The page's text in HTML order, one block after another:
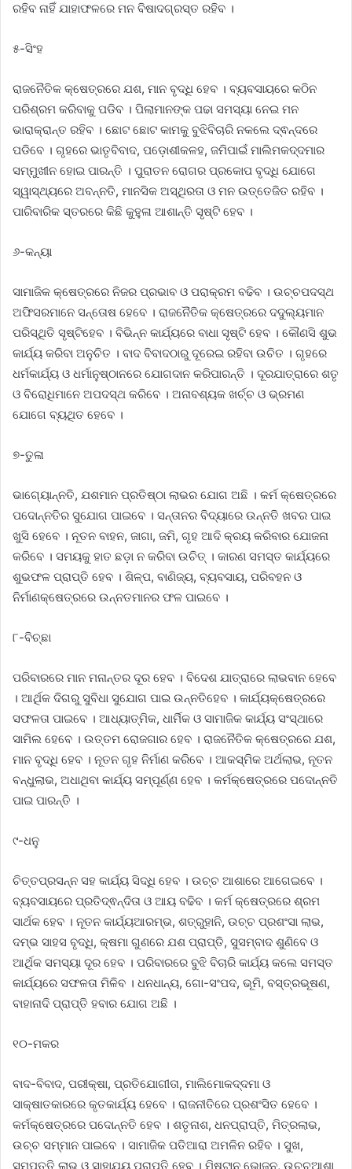
ରହିବ ନାହିଁ ଯାହାଫଳରେ ମନ ବିଷାଦଗ୍ରସ୍ତ ରହିବ ।
୫-ସିଂହ
ରାଜନୈତିକ କ୍ଷେତ୍ରରେ ଯଶ, ମାନ ବୃଦ୍ଧି ହେବ । ବ୍ୟବସାୟରେ କଠିନ
ପରିଶ୍ରମ କରିବାକୁ ପଡିବ । ପିଲାମାନଙ୍କ ପଢା ସମସ୍ୟା ନେଇ ମନ
ଭାରାକ୍ରାନ୍ତ ରହିବ । ଛୋଟ ଛୋଟ କାମକୁ ବୁଝିବିଚାରି ନକଲେ ଦ୍ଵନ୍ଦରେ
ପଡିବେ । ଗୃହରେ ଭାତୃବିବାଦ, ପଡ଼ୋଶୀକଳହ, ଜମିପାଇଁ ମାଲିମକଦ୍ଦମାର
ସମ୍ମୁଖୀନ ହୋଇ ପାରନ୍ତି । ପୁରାତନ ରୋଗର ପ୍ରକୋପ ବୃଦ୍ଧି ଯୋଗେ
ସ୍ୱାସ୍ଥ୍ୟରେ ଅବନ୍ନତି, ମାନସିକ ଅସ୍ଥିରତା ଓ ମନ ଉତ୍ତେଜିତ ରହିବ ।
ପାରିବାରିକ ସ୍ତରରେ କିଛି କୁହୁଳା ଆଶାନ୍ତି ସୃଷ୍ଟି ହେବ ।
୬-କନ୍ୟା
ସାମାଜିକ କ୍ଷେତ୍ରରେ ନିଜର ପ୍ରଭାବ ଓ ପରାକ୍ରମ ବଢିବ । ଉଚ୍ଚପଦସ୍ଥ
ଅଫିସରମାନେ ସନ୍ତୋଷ ହେବେ । ରାଜନୈତିକ କ୍ଷେତ୍ରରେ ଦଦୁଲ୍ୟମାନ
ପରିସ୍ଥିତି ସୃଷ୍ଟିହେବ । ବିଭିନ୍ନ କାର୍ଯ୍ୟରେ ବାଧା ସୃଷ୍ଟି ହେବ । କୌଣସି ଶୁଭ
କାର୍ଯ୍ୟ କରିବା ଅନୁଚିତ । ବାଦ ବିବାଦଠାରୁ ଦୂରେଇ ରହିବା ଉଚିତ । ଗୃହରେ
ଧର୍ମକାର୍ଯ୍ୟ ଓ ଧର୍ମାନୁଷ୍ଠାନରେ ଯୋଗଦାନ କରିପାରନ୍ତି । ଦୂରଯାତ୍ରାରେ ଶତୃ
ଓ ବିରୋଧିମାନେ ଅପଦସ୍ଥ କରିବେ । ଅନାବଶ୍ୟକ ଖର୍ଚ୍ଚ ଓ ଭ୍ରମଣ
ଯୋଗେ ବ୍ୟଥିତ ହେବେ ।
୭-ତୁଳା
ଭାଗ୍ୟୋନ୍ନତି, ଯଶମାନ ପ୍ରତିଷ୍ଠା ଲାଭର ଯୋଗ ଅଛି । କର୍ମ କ୍ଷେତ୍ରରେ
ପଦୋନ୍ନତିର ସୁଯୋଗ ପାଇବେ । ସନ୍ତାନର ବିଦ୍ୟାରେ ଉନ୍ନତି ଖବର ପାଇ
ଖୁସି ହେବେ । ନୂତନ ବାହନ, ଜାଗା, ଜମି, ଗୃହ ଆଦି କ୍ରୟ କରିବାର ଯୋଜନା
କରିବେ । ସମୟକୁ ହାତ ଛଡ଼ା ନ କରିବା ଉଚିତ୍ । କାରଣ ସମସ୍ତ କାର୍ଯ୍ୟରେ
ଶୁଭଫଳ ପ୍ରାପ୍ତି ହେବ । ଶିଳ୍ପ, ବାଣିଜ୍ୟ, ବ୍ୟବସାୟ, ପରିବହନ ଓ
ନିର୍ମାଣକ୍ଷେତ୍ରରେ ଉନ୍ନତମାନର ଫଳ ପାଇବେ ।
୮-ବିଚ୍ଛା
ପରିବାରରେ ମାନ ମନାନ୍ତର ଦୂର ହେବ । ବିଦେଶ ଯାତ୍ରାରେ ଲାଭବାନ ହେବେ
। ଆର୍ଥିକ ଦିଗରୁ ସୁବିଧା ସୁଯୋଗ ପାଇ ଉନ୍ନତିହେବ । କାର୍ଯ୍ୟକ୍ଷେତ୍ରରେ
ସଫଳତା ପାଇବେ । ଆଧ୍ୟାତ୍ମିକ, ଧାର୍ମିକ ଓ ସାମାଜିକ କାର୍ଯ୍ୟ ସଂସ୍ଥାରେ
ସାମିଲ ହେବେ । ଉତ୍ତମ ରୋଜଗାର ହେବ । ରାଜନୈତିକ କ୍ଷେତ୍ରରେ ଯଶ,
ମାନ ବୃଦ୍ଧି ହେବ । ନୂତନ ଗୃହ ନିର୍ମାଣ କରିବେ । ଆକସ୍ମିକ ଅର୍ଥଲାଭ, ନୂତନ
ବନ୍ଧୁଲାଭ, ଅଧାଥିବା କାର୍ଯ୍ୟ ସମ୍ପୂର୍ଣ୍ଣ ହେବ । କର୍ମକ୍ଷେତ୍ରରେ ପଦୋନ୍ନତି
ପାଇ ପାରନ୍ତି ।
୯-ଧନୁ
ଚିତ୍ତପ୍ରସନ୍ନ ସହ କାର୍ଯ୍ୟ ସିଦ୍ଧି ହେବ । ଉଚ୍ଚ ଆଶାରେ ଆଗେଇବେ ।
ବ୍ୟବସାୟରେ ପ୍ରତିଦ୍ଵନ୍ଦିତା ଓ ଆୟ ବଢିବ । କର୍ମ କ୍ଷେତ୍ରରେ ଶ୍ରମ
ସାର୍ଥକ ହେବ । ନୂତନ କାର୍ଯ୍ୟଆରମ୍ଭ, ଶତ୍ରୁହାନି, ଉଚ୍ଚ ପ୍ରଶଂସା ଲାଭ,
ଦମ୍ଭ ସାହସ ବୃଦ୍ଧି, କ୍ଷମା ଗୁଣରେ ଯଶ ପ୍ରାପ୍ତି, ସୁସମ୍ବାଦ ଶୁଣିବେ ଓ
ଆର୍ଥିକ ସମସ୍ୟା ଦୂର ହେବ । ପରିବାରରେ ବୁଝି ବିଚାରି କାର୍ଯ୍ୟ କଲେ ସମସ୍ତ
କାର୍ଯ୍ୟରେ ସଫଳତା ମିଳିବ । ଧନଧାନ୍ୟ, ଗୋ-ସଂପଦ, ଭୂମି, ବସ୍ତ୍ରଭୂଷଣ,
ବାହାନାଦି ପ୍ରାପ୍ତି ହବାର ଯୋଗ ଅଛି ।
୧୦-ମକର
ବାଦ-ବିବାଦ, ପରୀକ୍ଷା, ପ୍ରତିଯୋଗୀତା, ମାଲିମୋକଦ୍ଦମା ଓ
ସାକ୍ଷାତକାରରେ କୃତକାର୍ଯ୍ୟ ହେବେ । ରାଜନୀତିରେ ପ୍ରଶଂସିତ ହେବେ ।
କର୍ମକ୍ଷେତ୍ରରେ ପଦୋନ୍ନତି ହେବ । ଶତୃନାଶ, ଧନପ୍ରାପ୍ତି, ମିତ୍ରଲାଭ,
ଉଚ୍ଚ ସମ୍ମାନ ପାଇବେ । ସାମାଜିକ ପତିଆରା ଅମଳିନ ରହିବ । ସୁଖ,
ସମ୍ପତ୍ତି ଲାଭ ଓ ସାହାଯ୍ୟ ପ୍ରାପ୍ତି ହେବ । ମିଷ୍ଟାନ ଭୋଜନ, ଉଚ୍ଚଆଶା